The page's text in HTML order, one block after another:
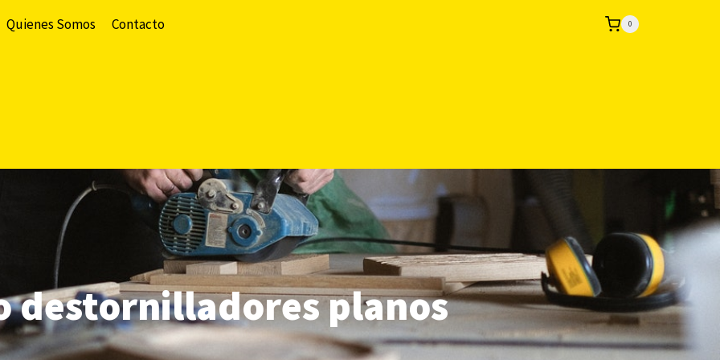
Quienes Somos Contacto 0
destornilladores planos